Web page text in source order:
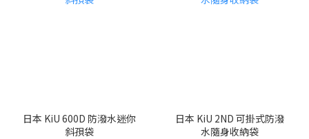
日本 KiU 600D 防潑水迷你
斜孭袋
日本 KiU 2ND 可掛式防潑
水隨身收納袋